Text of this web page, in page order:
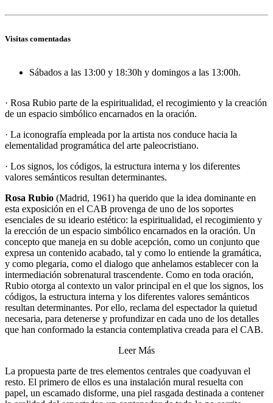
Visitas comentadas
Sábados a las 13:00 y 18:30h y domingos a las 13:00h.
· Rosa Rubio parte de la espiritualidad, el recogimiento y la creación
de un espacio simbólico encarnados en la oración.
· La iconografía empleada por la artista nos conduce hacia la
elementalidad programática del arte paleocristiano.
· Los signos, los códigos, la estructura interna y los diferentes
valores semánticos resultan determinantes.
Rosa Rubio (Madrid, 1961) ha querido que la idea dominante en
esta exposición en el CAB provenga de uno de los soportes
esenciales de su ideario estético: la espiritualidad, el recogimiento y
la erección de un espacio simbólico encarnados en la oración. Un
concepto que maneja en su doble acepción, como un conjunto que
expresa un contenido acabado, tal y como lo entiende la gramática,
y como plegaria, como el dialogo que anhelamos establecer con la
intermediación sobrenatural trascendente. Como en toda oración,
Rubio otorga al contexto un valor principal en el que los signos, los
códigos, la estructura interna y los diferentes valores semánticos
resultan determinantes. Por ello, reclama del espectador la quietud
necesaria, para detenerse y profundizar en cada uno de los detalles
que han conformado la estancia contemplativa creada para el CAB.
Leer Más
La propuesta parte de tres elementos centrales que coadyuvan el
resto. El primero de ellos es una instalación mural resuelta con
papel, un escamado disforme, una piel rasgada destinada a contener